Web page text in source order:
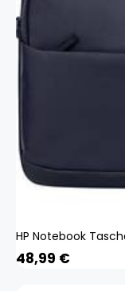
HP Notebook
48,99 €